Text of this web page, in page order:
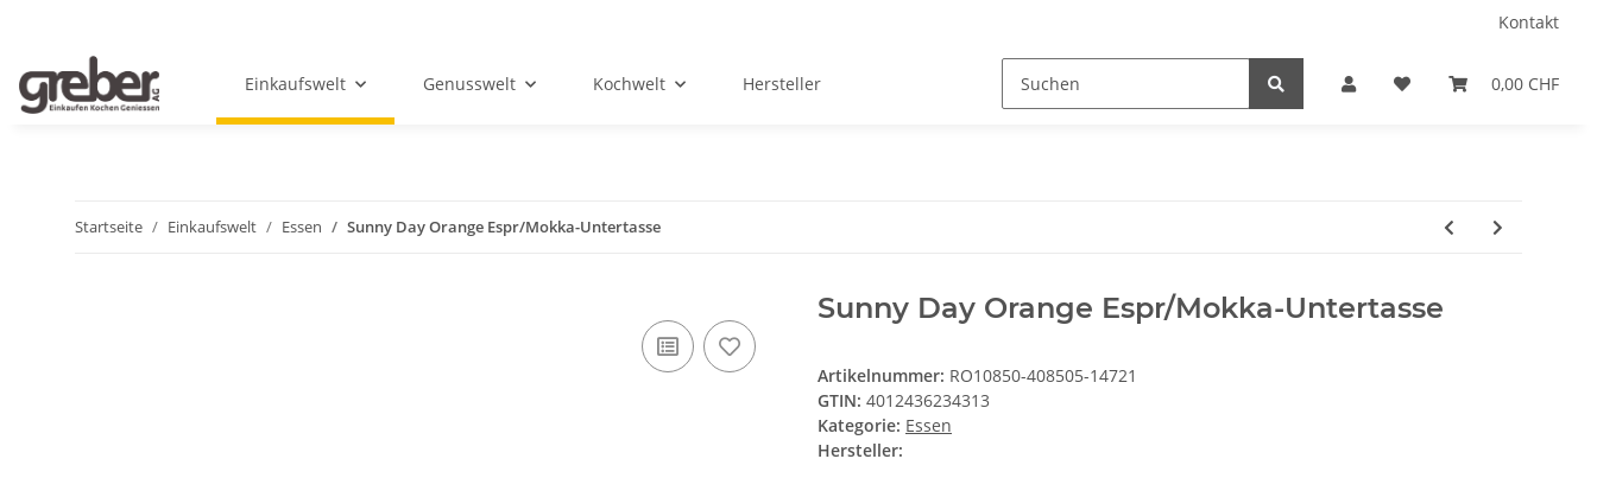
Kontakt
0,00 CHF
Einkaufswelt Genusswelt Kochwelt Hersteller
Startseite Einkaufswelt Essen Sunny Day Orange Espr/Mokka-Untertasse
Sunny Day Orange Espr/Mokka-Untertasse
Artikelnummer: RO10850-408505-14721
GTIN: 4012436234313
Kategorie: Essen
Hersteller: